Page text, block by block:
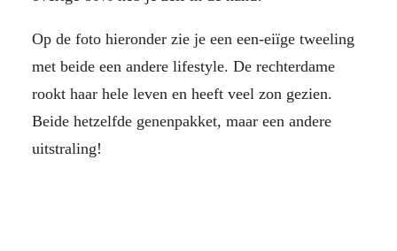
Op de foto hieronder zie je een een-eiïge tweeling
met beide een andere lifestyle. De rechterdame
rookt haar hele leven en heeft veel zon gezien.
Beide hetzelfde genenpakket, maar een andere
uitstraling!